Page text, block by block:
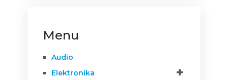
Menu
Audio
Elektronika